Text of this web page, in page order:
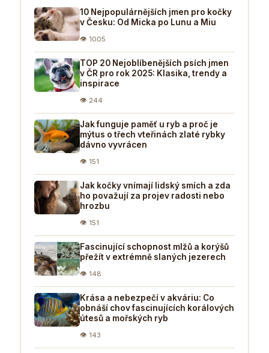
10 Nejpopulárnějších jmen pro kočky
v Česku: Od Micka po Lunu a Miu
👁 1005
TOP 20 Nejoblíbenějších psích jmen
v ČR pro rok 2025: Klasika, trendy a
inspirace
👁 244
Jak funguje paměť u ryb a proč je
mýtus o třech vteřinách zlaté rybky
dávno vyvrácen
👁 151
Jak kočky vnímají lidský smích a zda
ho považují za projev radosti nebo
hrozbu
👁 151
Fascinující schopnost mlžů a korýšů
přežít v extrémně slaných jezerech
👁 148
Krása a nebezpečí v akváriu: Co
obnáší chov fascinujících korálových
útesů a mořských ryb
👁 143